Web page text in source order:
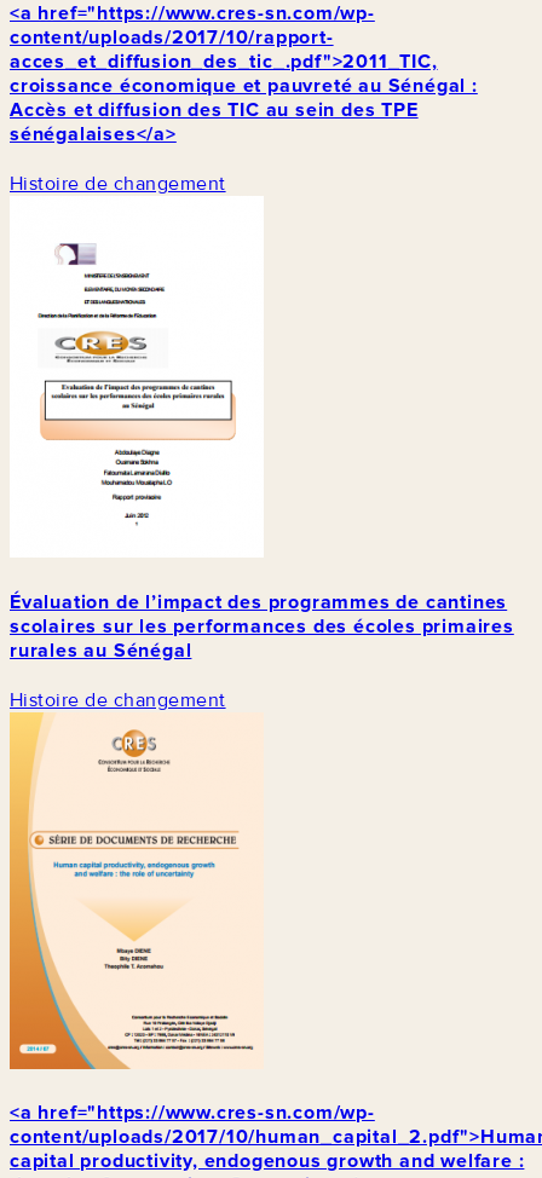
<a href="https://www.cres-sn.com/wp-
content/uploads/2017/10/rapport-
acces_et_diffusion_des_tic_.pdf">2011_TIC,
croissance économique et pauvreté au Sénégal :
Accès et diffusion des TIC au sein des TPE
sénégalaises</a>
Histoire de changement
Évaluation de l’impact des programmes de cantines
scolaires sur les performances des écoles primaires
rurales au Sénégal
Histoire de changement
<a href="https://www.cres-sn.com/wp-
content/uploads/2017/10/
capital productivity, endogenous growth and welfare :